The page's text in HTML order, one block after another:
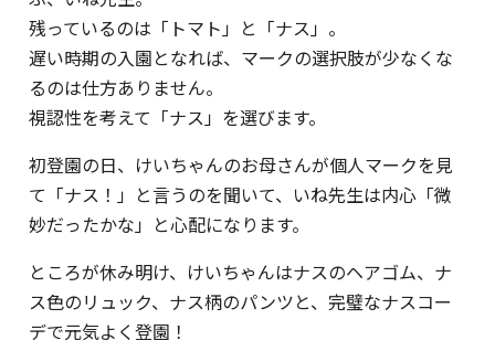
残っているのは「トマト」と「ナス」。
遅い時期の入園となれば、マークの選択肢が少なくな
るのは仕方ありません。
視認性を考えて「ナス」を選びます。
初登園の日、けいちゃんのお母さんが個人マークを見
て「ナス！」と言うのを聞いて、いね先生は内心「微
妙だったかな」と心配になります。
ところが休み明け、けいちゃんはナスのヘアゴム、ナ
ス色のリュック、ナス柄のパンツと、完璧なナスコー
デで元気よく登園！